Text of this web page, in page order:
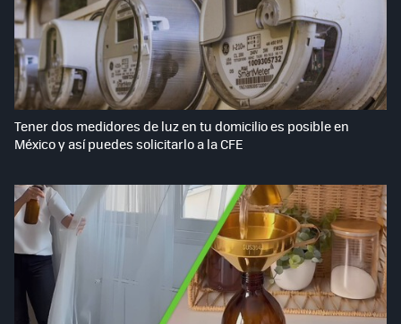
Tener dos medidores de luz en tu domicilio es posible en
México y así puedes solicitarlo a la CFE